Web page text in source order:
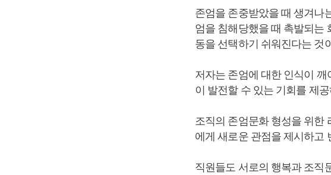
존엄을 존중받았을 때 생겨나
엄을 침해당했을 때 촉발되는
동을 선택하기 쉬워진다는 것
저자는 존엄에 대한 인식이
이 발전할 수 있는 기회를 제
조직의 존엄문화 형성을 위한
에게 새로운 관점을 제시하고
직원들도 서로의 행복과 조직